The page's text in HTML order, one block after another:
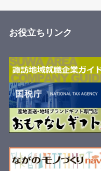
お役立ちリンク